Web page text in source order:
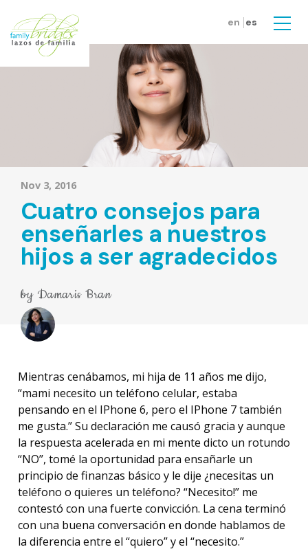
en es
Nov 3, 2016
Cuatro consejos para
enseñarles a nuestros
hijos a ser agradecidos
by Damaris Bran
Mientras cenábamos, mi hija de 11 años me dijo,
“mami necesito un teléfono celular, estaba
pensando en el IPhone 6, pero el IPhone 7 también
me gusta.” Su declaración me causó gracia y aunque
la respuesta acelerada en mi mente dicto un rotundo
“NO”, tomé la oportunidad para ensañarle un
principio de finanzas básico y le dije ¿necesitas un
teléfono o quieres un teléfono? “Necesito!” me
contestó con una fuerte convicción. La cena terminó
con una buena conversación en donde hablamos de
la diferencia entre el “quiero” y el “necesito.”